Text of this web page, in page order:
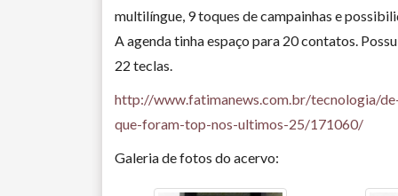
multilíngue, 9 toques de campainhas e
A agenda tinha espaço para 20 contatos.
22 teclas.
http://www.fatimanews.com.br/tecnologia/
que-foram-top-nos-ultimos-25/171060/
Galeria de fotos do acervo: